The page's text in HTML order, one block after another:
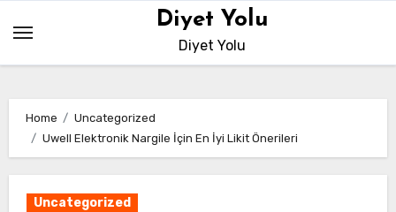
content
Diyet Yolu
Diyet Yolu
Home
Uncategorized
Uwell Elektronik Nargile İçin En İyi Likit Önerileri
Uncategorized